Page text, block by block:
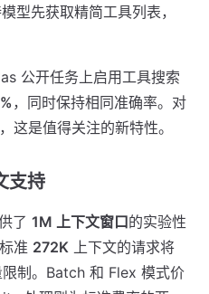
型先获取精简工具列表，
公开任务上启用工具搜索
，同时保持相同准确率。对
这是值得关注的新特性。
支持
了 1M 上下文窗口的实验性
准 272K 上下文的请求将
制。Batch 和 Flex 模式价